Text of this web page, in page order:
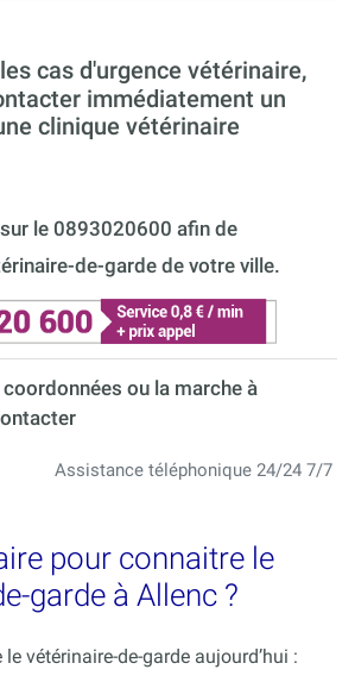
cas d'urgence vétérinaire,
immédiatement un
clinique vétérinaire
le 0893020600 afin de
de-garde de votre ville.
ou la marche à
Assistance téléphonique 24/24 7/7
pour connaitre le
garde à Allenc ?
vétérinaire-de-garde aujourd’hui :